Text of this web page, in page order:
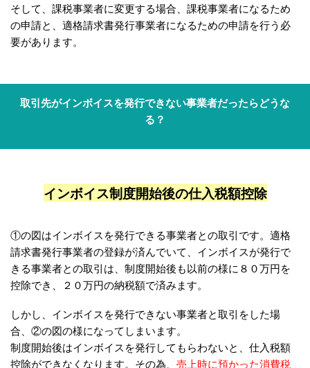
そして、課税事業者に変更する場合、課税事業者になるため
の申請と、適格請求書発行事業者になるための申請を行う必
要があります。
取引先がインボイスを発行できない事業者だったらどうな
る？
インボイス制度開始後の仕入税額控除
①の図はインボイスを発行できる事業者との取引です。適格
請求書発行事業者の登録が済んでいて、インボイスが発行で
きる事業者との取引は、制度開始後も以前の様に８０万円を
控除でき、２０万円の納税額で済みます。
しかし、インボイスを発行できない事業者と取引をした場
合、②の図の様になってしまいます。
制度開始後はインボイスを発行してもらわないと、仕入税額
控除ができなくなります。その為、 売上時に預かった消費税